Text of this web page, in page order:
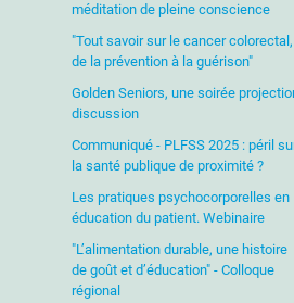
méditation de pleine conscience
"Tout savoir sur le cancer colorectal,
de la prévention à la guérison"
Golden Seniors, une soirée
discussion
Communiqué - PLFSS 2025 : péril
la santé publique de proximité ?
Les pratiques psychocorporelles en
éducation du patient. Webinaire
"L’alimentation durable, une histoire
de goût et d’éducation" - Colloque
régional